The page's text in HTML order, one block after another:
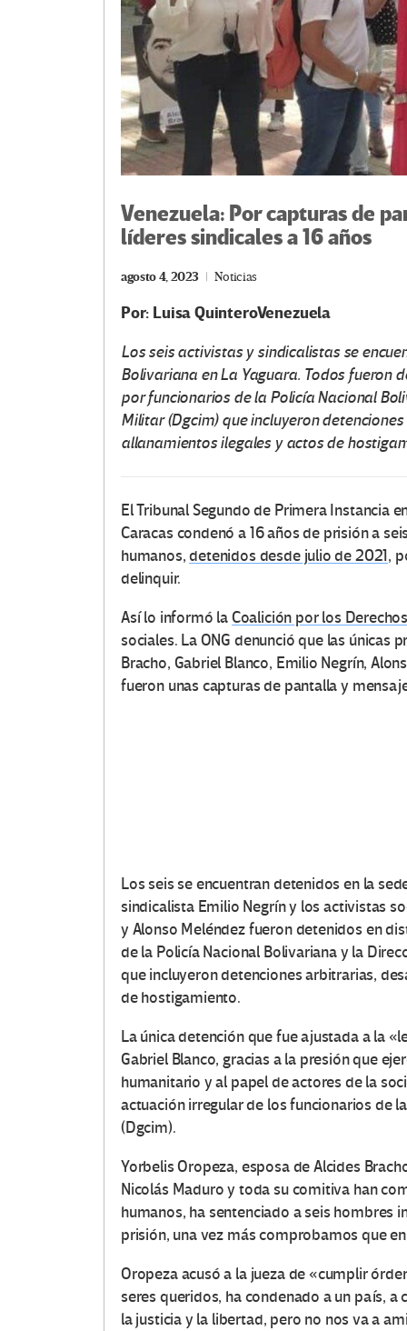
Venezuela: Por capturas de
líderes sindicales a 16 años
agosto 4, 2023 Noticias
Por: Luisa QuinteroVenezuela
Los seis activistas y sindicalistas se
Bolivariana en La Yaguara. Todos fueron
por funcionarios de la Policía Nacional
Militar (Dgcim) que incluyeron
allanamientos ilegales y actos de
El Tribunal Segundo de Primera Instancia
Caracas condenó a 16 años de prisión a
humanos,detenidos desde julio de 2021,
delinquir.
Así lo informó laCoalición por los
sociales. La ONG denunció que las únicas
Bracho, Gabriel Blanco, Emilio Negrín,
fueron unas capturas de pantalla y
Los seis se encuentran detenidos en la
sindicalista Emilio Negrín y los activistas
y Alonso Meléndez fueron detenidos en
de la Policía Nacional Bolivariana y la
que incluyeron detenciones arbitrarias,
de hostigamiento.
La única detención que fue ajustada a la
Gabriel Blanco, gracias a la presión que
humanitario y al papel de actores de la
actuación irregular de los funcionarios de
(Dgcim).
Yorbelis Oropeza, esposa de Alcides
Nicolás Maduro y toda su comitiva han
humanos, ha sentenciado a seis hombres
prisión, una vez más comprobamos que
Oropeza acusó a la jueza de «cumplir
seres queridos, ha condenado a un país,
la justicia y la libertad, pero no nos va a